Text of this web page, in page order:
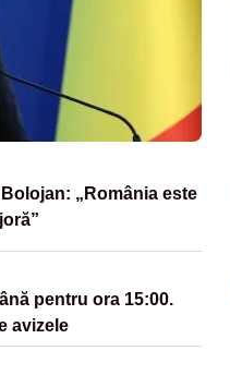
„România este
pentru ora 15:00.
avizele